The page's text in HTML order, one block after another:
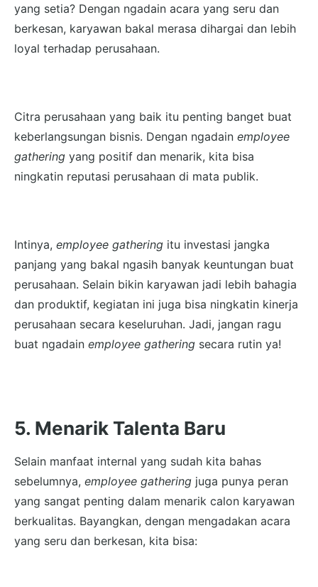
yang setia? Dengan ngadain acara yang seru dan
berkesan, karyawan bakal merasa dihargai dan lebih
loyal terhadap perusahaan.
Citra perusahaan yang baik itu penting banget buat
keberlangsungan bisnis. Dengan ngadain employee
gathering yang positif dan menarik, kita bisa
ningkatin reputasi perusahaan di mata publik.
Intinya, employee gathering itu investasi jangka
panjang yang bakal ngasih banyak keuntungan buat
perusahaan. Selain bikin karyawan jadi lebih bahagia
dan produktif, kegiatan ini juga bisa ningkatin kinerja
perusahaan secara keseluruhan. Jadi, jangan ragu
buat ngadain employee gathering secara rutin ya!
5. Menarik Talenta Baru
Selain manfaat internal yang sudah kita bahas
sebelumnya, employee gathering juga punya peran
yang sangat penting dalam menarik calon karyawan
berkualitas. Bayangkan, dengan mengadakan acara
yang seru dan berkesan, kita bisa: